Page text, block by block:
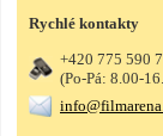
Rychlé kontakty
+420 775 590
(Po-Pá: 8.00-